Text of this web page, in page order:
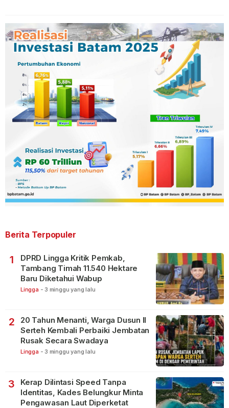
Berita Terpopuler
1
DPRD Lingga Kritik Pemkab,
Tambang Timah 11.540 Hektare
Baru Diketahui Wabup
Lingga - 3 minggu yang lalu
2
20 Tahun Menanti, Warga Dusun II
Serteh Kembali Perbaiki Jembatan
Rusak Secara Swadaya
Lingga - 3 minggu yang lalu
3
Kerap Dilintasi Speed Tanpa
Identitas, Kades Belungkur Minta
Pengawasan Laut Diperketat